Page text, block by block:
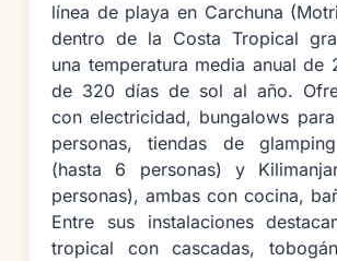
línea de playa en Carchuna
dentro de la Costa Tropical
una temperatura media anual de
de 320 días de sol al año.
con electricidad, bungalows
personas, tiendas de
(hasta 6 personas) y
personas), ambas con cocina,
Entre sus instalaciones
tropical con cascadas,